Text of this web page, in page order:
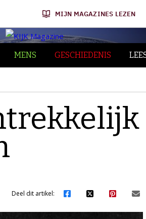
MIJN MAGAZINES LEZEN
MENS GESCHIEDENIS
Deel dit artikel: